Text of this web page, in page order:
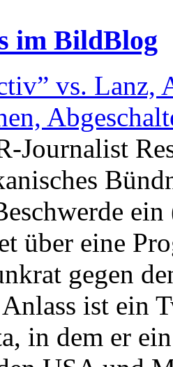
im BildBlog
vs. Lanz,
Journalist
über eine
gegen
ist ein
in dem er